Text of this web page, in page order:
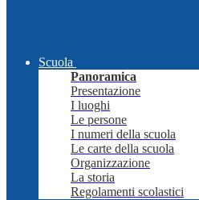
Scuola
Panoramica
Presentazione
I luoghi
Le persone
I numeri della scuola
Le carte della scuola
Organizzazione
La storia
Regolamenti scolastici